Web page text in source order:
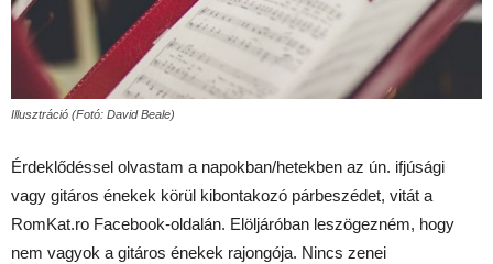
Illusztráció (Fotó: David Beale)
Érdeklődéssel olvastam a napokban/hetekben az ún. ifjúsági
vagy gitáros énekek körül kibontakozó párbeszédet, vitát a
RomKat.ro Facebook-oldalán. Elöljáróban leszögezném, hogy
nem vagyok a gitáros énekek rajongója. Nincs zenei